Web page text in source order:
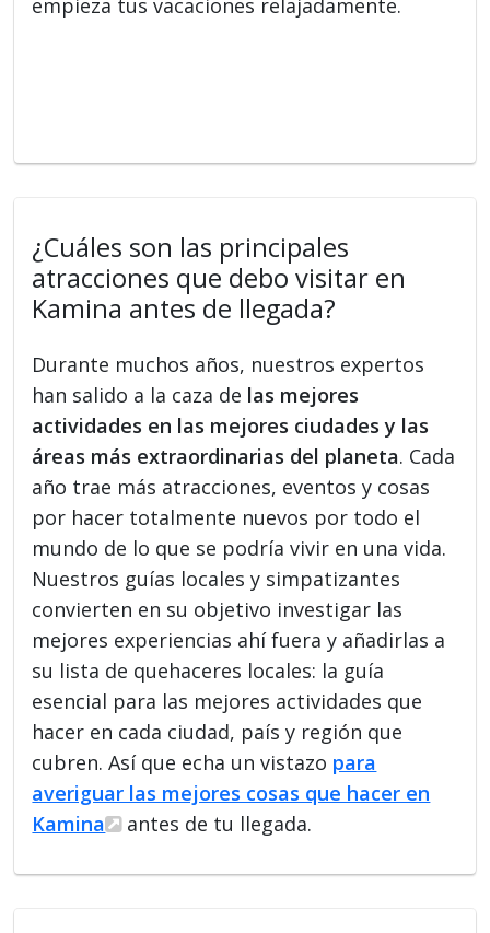
¿Cuáles son las principales
atracciones que debo visitar en
Kamina antes de llegada?
Durante muchos años, nuestros expertos
han salido a la caza de las mejores
actividades en las mejores ciudades y las
áreas más extraordinarias del planeta. Cada
año trae más atracciones, eventos y cosas
por hacer totalmente nuevos por todo el
mundo de lo que se podría vivir en una vida.
Nuestros guías locales y simpatizantes
convierten en su objetivo investigar las
mejores experiencias ahí fuera y añadirlas a
su lista de quehaceres locales: la guía
esencial para las mejores actividades que
hacer en cada ciudad, país y región que
cubren. Así que echa un vistazo para
averiguar las mejores cosas que hacer en
Kamina
antes de tu llegada.